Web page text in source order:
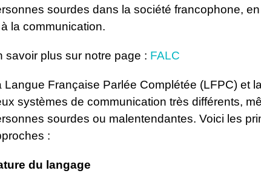
sourdes dans la société francophone,
la communication.
savoir plus sur notre page : FALC
Langue Française Parlée Complétée (LFPC) et
systèmes de communication très différents,
sourdes ou malentendantes. Voici les
:
du langage